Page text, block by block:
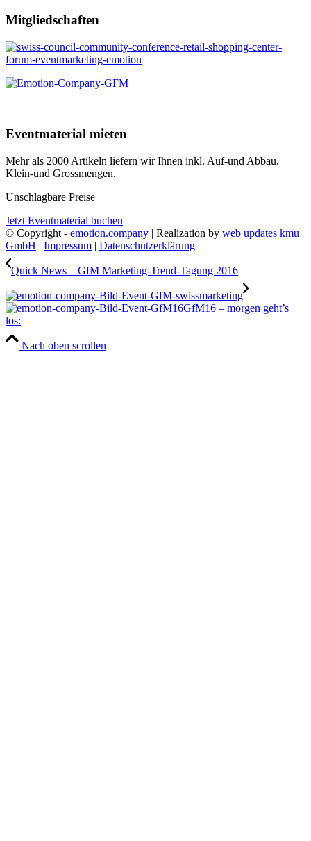
Mitgliedschaften
Eventmaterial mieten
Mehr als 2000 Artikeln liefern wir Ihnen inkl. Auf-und Abbau.
Klein-und Grossmengen.
Unschlagbare Preise
Jetzt Eventmaterial buchen
© Copyright - emotion.company | Realization by web updates kmu
GmbH | Impressum | Datenschutzerklärung
Quick News – GfM Marketing-Trend-Tagung 2016
GfM16 – morgen geht’s
los:
Nach oben scrollen